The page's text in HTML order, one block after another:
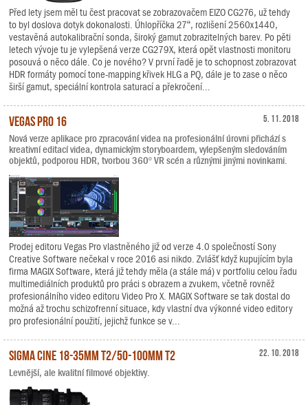
Před lety jsem měl tu čest pracovat se zobrazovačem EIZO CG276, už tehdy
to byl doslova dotyk dokonalosti. Úhlopříčka 27“, rozlišení 2560x1440,
vestavěná autokalibrační sonda, široký gamut zobrazitelných barev. Po pěti
letech vývoje tu je vylepšená verze CG279X, která opět vlastnosti monitoru
posouvá o něco dále. Co je nového? V první řadě je to schopnost zobrazovat
HDR formáty pomocí tone-mapping křivek HLG a PQ, dále je to zase o něco
širší gamut, speciální kontrola saturací a překročení...
5. 11. 2018
Vegas Pro 16
Nová verze aplikace pro zpracování videa na profesionální úrovni přichází s
kreativní editací videa, dynamickým storyboardem, vylepšeným sledováním
objektů, podporou HDR, tvorbou 360º VR scén a různými jinými novinkami.
Prodej editoru Vegas Pro vlastněného již od verze 4.0 společností Sony
Creative Software nečekal v roce 2016 asi nikdo. Zvlášť když kupujícím byla
firma MAGIX Software, která již tehdy měla (a stále má) v portfoliu celou řadu
multimediálních produktů pro práci s obrazem a zvukem, včetně rovněž
profesionálního video editoru Video Pro X. MAGIX Software se tak dostal do
možná až trochu schizofrenní situace, kdy vlastní dva výkonné video editory
pro profesionální použití, jejichž funkce se v...
22. 10. 2018
Sigma Cine 18-35mm T2/50-100mm T2
Levnější, ale kvalitní filmové objektivy.